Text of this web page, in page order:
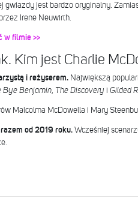
gwiazdy jest bardzo oryginalny.
Irene Neuwirth.
w filmie >>
Kim jest Charlie
i reżyserem.Największą
Bye Benjamin, The Discovery Gilded
Malcolma McDowella i Mary
od 2019 roku. Wcześniej